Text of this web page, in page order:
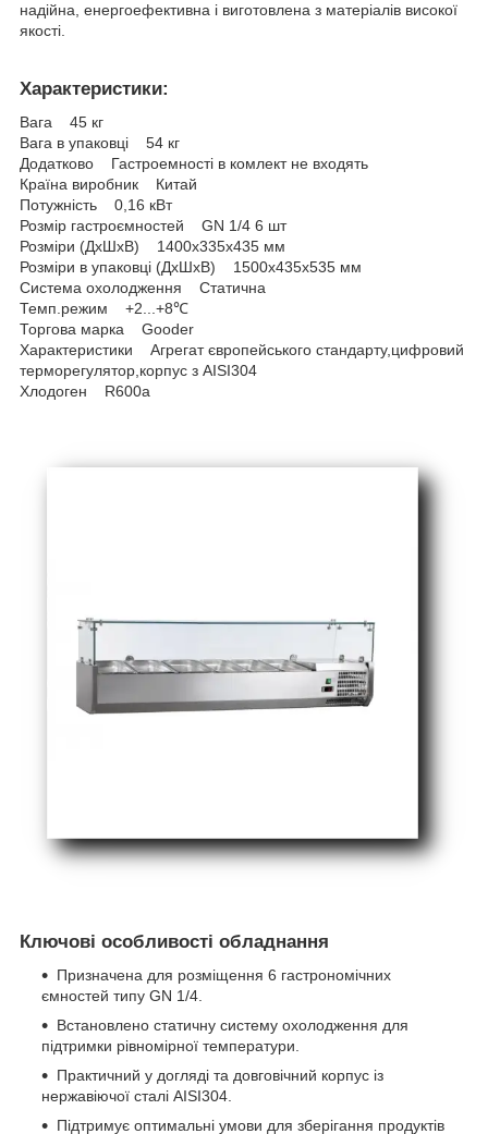
надійна, енергоефективна і виготовлена з матеріалів високої
якості.
Характеристики:
Вага 45 кг
Вага в упаковці 54 кг
Додатково Гастроемності в комлект не входять
Країна виробник Китай
Потужність 0,16 кВт
Розмір гастроємностей GN 1/4 6 шт
Розміри (ДхШхВ) 1400х335х435 мм
Розміри в упаковці (ДхШхВ) 1500х435х535 мм
Система охолодження Статична
Темп.режим +2...+8℃
Торгова марка Gooder
Характеристики Агрегат європейського стандарту,цифровий
терморегулятор,корпус з AISI304
Хлодоген R600a
Ключові особливості обладнання
Призначена для розміщення 6 гастрономічних
ємностей типу GN 1/4.
Встановлено статичну систему охолодження для
підтримки рівномірної температури.
Практичний у догляді та довговічний корпус із
нержавіючої сталі AISI304.
Підтримує оптимальні умови для зберігання продуктів